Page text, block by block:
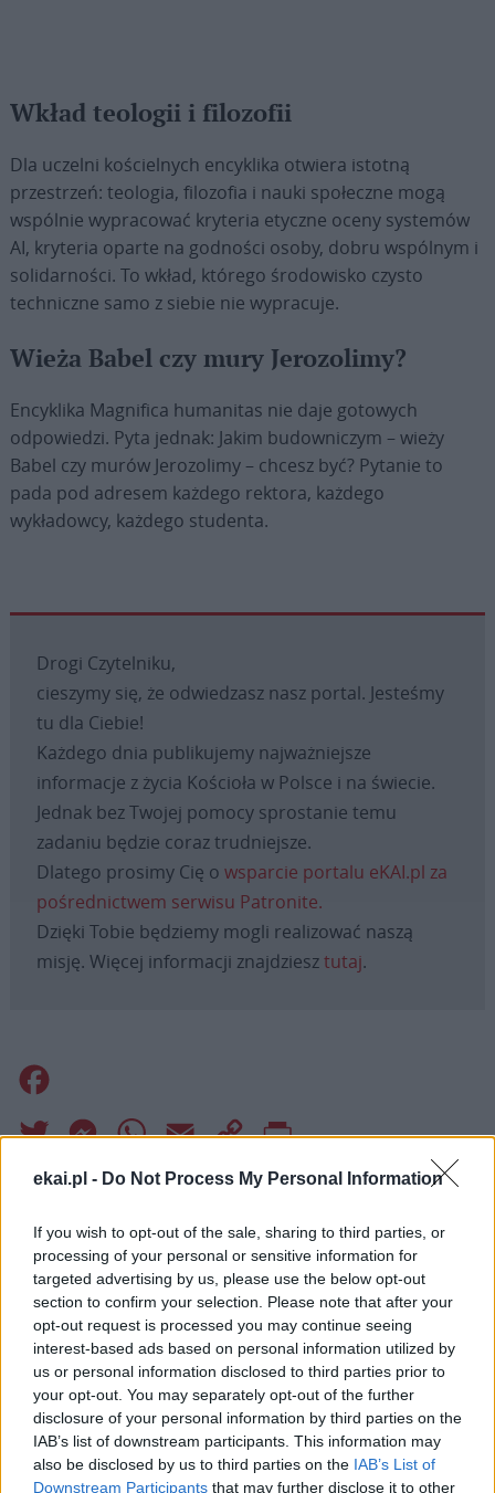
ekai.pl - Do Not Process My Personal Information
If you wish to opt-out of the sale, sharing to third parties, or
processing of your personal or sensitive information for
targeted advertising by us, please use the below opt-out
section to confirm your selection. Please note that after your
opt-out request is processed you may continue seeing
interest-based ads based on personal information utilized by
us or personal information disclosed to third parties prior to
your opt-out. You may separately opt-out of the further
disclosure of your personal information by third parties on the
IAB’s list of downstream participants. This information may
also be disclosed by us to third parties on the IAB’s List of
Downstream Participants that may further disclose it to other
Wkład teologii i filozofii
Dla uczelni kościelnych encyklika otwiera istotną
przestrzeń: teologia, filozofia i nauki społeczne mogą
wspólnie wypracować kryteria etyczne oceny systemów
AI, kryteria oparte na godności osoby, dobru wspólnym i
solidarności. To wkład, którego środowisko czysto
techniczne samo z siebie nie wypracuje.
Wieża Babel czy mury Jerozolimy?
Encyklika Magnifica humanitas nie daje gotowych
odpowiedzi. Pyta jednak: Jakim budowniczym – wieży
Babel czy murów Jerozolimy – chcesz być? Pytanie to
pada pod adresem każdego rektora, każdego
wykładowcy, każdego studenta.
Drogi Czytelniku,
cieszymy się, że odwiedzasz nasz portal. Jesteśmy
tu dla Ciebie!
Każdego dnia publikujemy najważniejsze
informacje z życia Kościoła w Polsce i na świecie.
Jednak bez Twojej pomocy sprostanie temu
zadaniu będzie coraz trudniejsze.
Dlatego prosimy Cię o wsparcie portalu eKAI.pl za
pośrednictwem serwisu Patronite.
Dzięki Tobie będziemy mogli realizować naszą
misję. Więcej informacji znajdziesztutaj.
TwitterMessengerWhatsApp
EmailCopy
Link
Print
Tagi: O. DARIUSZ KOWALCZYK SJ
Najnowsze
10 sierpnia 2026 | 11:44